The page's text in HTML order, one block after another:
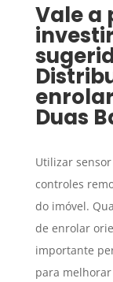
Vale a
Duas
Utilizar
controles
do imóvel.
de enrolar
importante
para